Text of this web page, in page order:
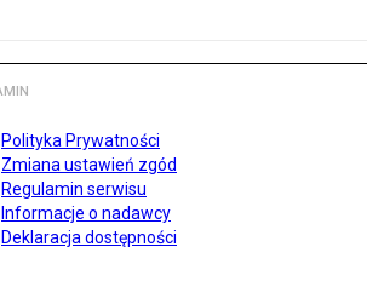
Polityka Prywatności
Zmiana ustawień zgód
Regulamin serwisu
Informacje o nadawcy
Deklaracja dostępności